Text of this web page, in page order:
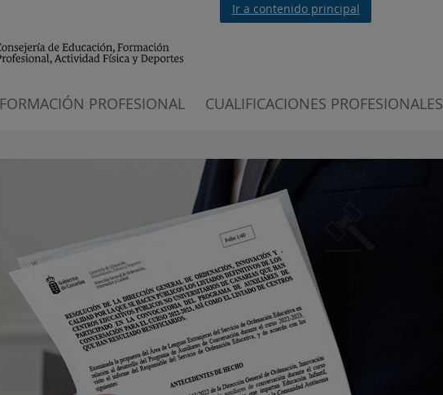
Ir a contenido principal
FORMACIÓN PROFESIONAL CUALIFICACIONES PROFESIONALES